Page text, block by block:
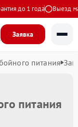
до 1 года Выезд
Заявка
питания
питания